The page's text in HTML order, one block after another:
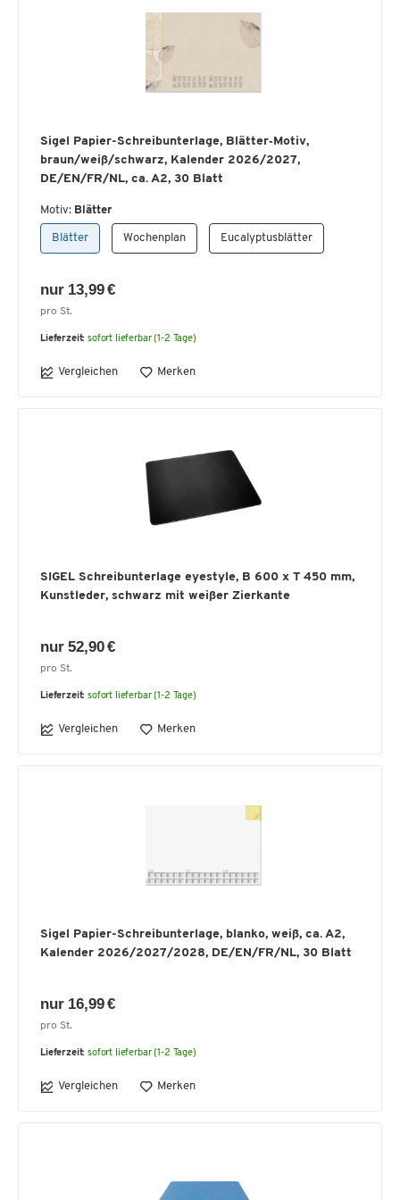
Sigel Papier-Schreibunterlage, Blätter‑Motiv,
braun/weiß/schwarz, Kalender 2026/2027,
DE/EN/FR/NL, ca. A2, 30 Blatt
Motiv: Blätter
Blätter Wochenplan Eucalyptusblätter
nur 13,99 €
pro St.
Lieferzeit: sofort lieferbar (1-2 Tage)
Vergleichen Merken
SIGEL Schreibunterlage eyestyle, B 600 x T 450 mm,
Kunstleder, schwarz mit weißer Zierkante
nur 52,90 €
pro St.
Lieferzeit: sofort lieferbar (1-2 Tage)
Vergleichen Merken
Sigel Papier-Schreibunterlage, blanko, weiß, ca. A2,
Kalender 2026/2027/2028, DE/EN/FR/NL, 30 Blatt
nur 16,99 €
pro St.
Lieferzeit: sofort lieferbar (1-2 Tage)
Vergleichen Merken